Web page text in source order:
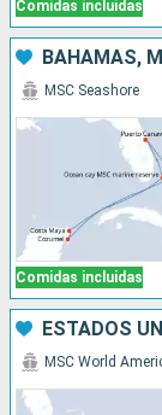
Comidas incluidas
BAHAMAS,
Comidas incluidas
MSC Seashore
MSC World